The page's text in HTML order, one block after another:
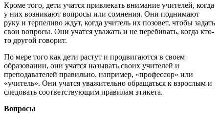
Кроме того, дети учатся привлекать внимание учителей, когда
у них возникают вопросы или сомнения. Они поднимают
руку и терпеливо ждут, когда учитель их позовет, чтобы задать
свои вопросы. Они учатся уважать и не перебивать, когда кто-
то другой говорит.
По мере того как дети растут и продвигаются в своем
образовании, они учатся называть своих учителей и
преподавателей правильно, например, «профессор» или
«учитель». Они учатся уважительно обращаться к взрослым и
следовать соответствующим правилам этикета.
Вопросы